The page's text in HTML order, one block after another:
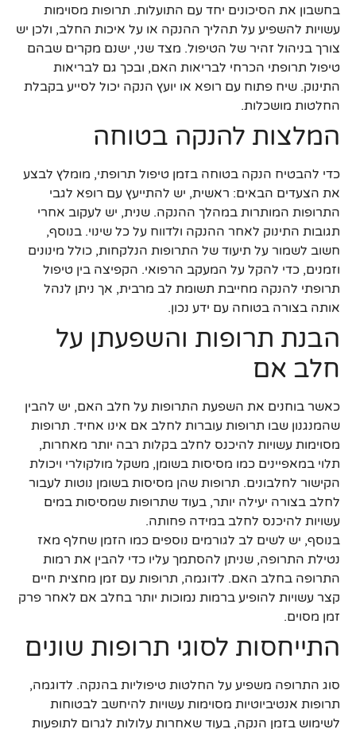
בחשבון את הסיכונים יחד עם התועלות. תרופות מסוימות
עשויות להשפיע על תהליך ההנקה או על איכות החלב, ולכן יש
צורך בניהול זהיר של הטיפול. מצד שני, ישנם מקרים שבהם
טיפול תרופתי הכרחי לבריאות האם, ובכך גם לבריאות
התינוק. שיח פתוח עם רופא או יועץ הנקה יכול לסייע בקבלת
החלטות מושכלות.
המלצות להנקה בטוחה
כדי להבטיח הנקה בטוחה בזמן טיפול תרופתי, מומלץ לבצע
את הצעדים הבאים: ראשית, יש להתייעץ עם רופא לגבי
התרופות המותרות במהלך ההנקה. שנית, יש לעקוב אחרי
תגובות התינוק לאחר ההנקה ולדווח על כל שינוי. בנוסף,
חשוב לשמור על תיעוד של התרופות הנלקחות, כולל מינונים
וזמנים, כדי להקל על המעקב הרפואי. הקפיצה בין טיפול
תרופתי להנקה מחייבת תשומת לב מרבית, אך ניתן לנהל
אותה בצורה בטוחה עם ידע נכון.
הבנת תרופות והשפעתן על
חלב אם
כאשר בוחנים את השפעת התרופות על חלב האם, יש להבין
שהמנגנון שבו תרופות עוברות לחלב אם אינו אחיד. תרופות
מסוימות עשויות להיכנס לחלב בקלות רבה יותר מאחרות,
תלוי במאפיינים כמו מסיסות בשומן, משקל מולקולרי ויכולת
הקישור לחלבונים. תרופות שהן מסיסות בשומן נוטות לעבור
לחלב בצורה יעילה יותר, בעוד שתרופות שמסיסות במים
עשויות להיכנס לחלב במידה פחותה.
בנוסף, יש לשים לב לגורמים נוספים כמו הזמן שחלף מאז
נטילת התרופה, שניתן להסתמך עליו כדי להבין את רמות
התרופה בחלב האם. לדוגמה, תרופות עם זמן מחצית חיים
קצר עשויות להופיע ברמות נמוכות יותר בחלב אם לאחר פרק
זמן מסוים.
התייחסות לסוגי תרופות שונים
סוג התרופה משפיע על החלטות טיפוליות בהנקה. לדוגמה,
תרופות אנטיביוטיות מסוימות עשויות להיחשב לבטוחות
לשימוש בזמן הנקה, בעוד שאחרות עלולות לגרום לתופעות